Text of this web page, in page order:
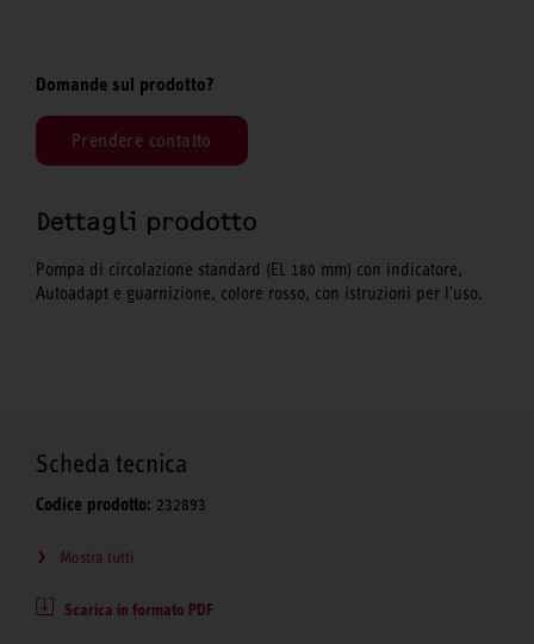
Domande sul prodotto?
Prendere contatto
Dettagli prodotto
Pompa di circolazione standard (EL 180 mm) con indicatore,
Autoadapt e guarnizione, colore rosso, con istruzioni per l'uso.
Scheda tecnica
Codice prodotto: 232893
Mostra tutti
Scarica in formato PDF